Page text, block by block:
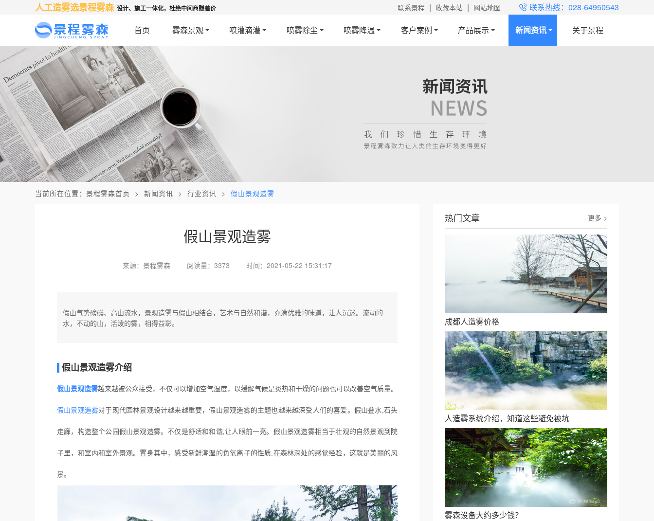
人工造雾选景程雾森 设计、施工一体化，杜绝中间商赚差价 联系景程 | 收藏本站 | 网站地图 联系热线：028-64950543
首页 雾森景观 喷灌滴灌 喷雾除尘 喷雾降温 客户案例 产品展示 新闻资讯 关于景程
当前所在位置： 景程雾森首页 > 新闻资讯 > 行业资讯 > 假山景观造雾
假山景观造雾
来源：景程雾森 阅读量：3373 时间：2021-05-22 15:31:17
假山气势磅礴、高山流水，景观造雾与假山相结合，艺术与自然和谐，充满优雅的味道，让人沉迷。流动的
水，不动的山，活泼的雾，相得益彰。
假山景观造雾介绍
假山景观造雾越来越被公众接受，不仅可以增加空气湿度，以缓解气候是炎热和干燥的问题也可以改善空气质量。
假山景观造雾对于现代园林景观设计越来越重要，假山景观造雾的主题也越来越深受人们的喜爱。假山叠水,石头
走廊，构造整个公园假山景观造雾。不仅是舒适和和谐,让人眼前一亮。假山景观造雾相当于壮观的自然景观到院
子里，和室内和室外景观。置身其中，感受新鲜潮湿的负氧离子的性质,在森林深处的感觉经验，这就是美丽的风
景。
热门文章 更多 >
成都人造雾价格
人造雾系统介绍，知道这些避免被坑
雾森设备大约多少钱？